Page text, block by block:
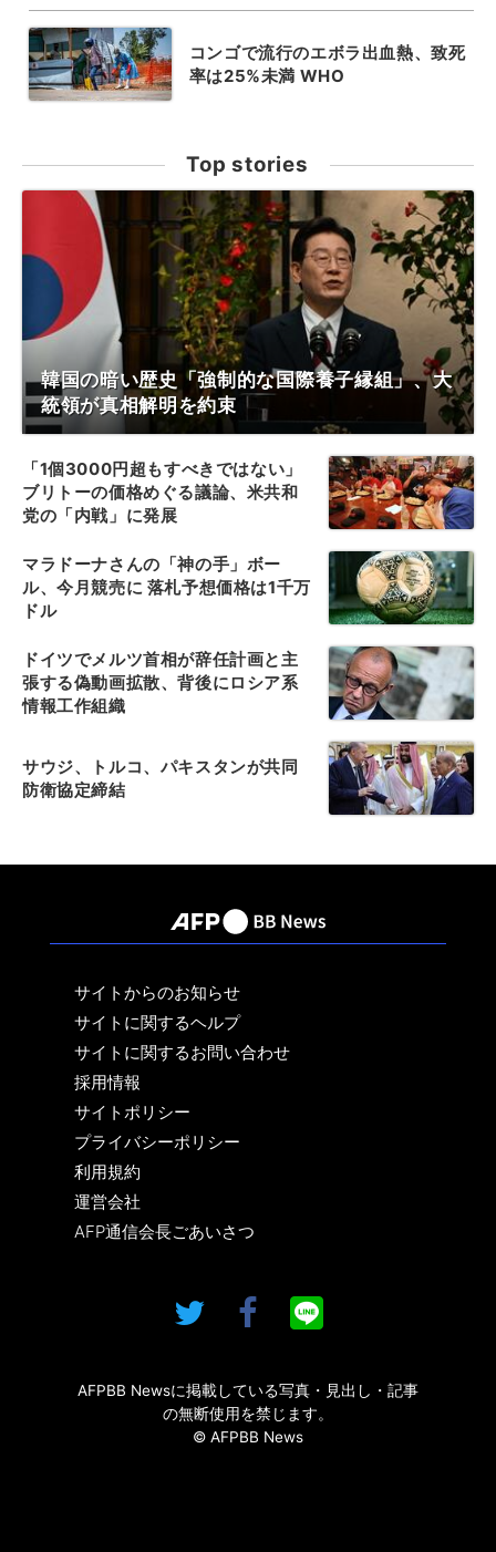
コンゴで流行のエボラ出血熱、致死
率は25%未満 WHO
Top stories
韓国の暗い歴史「強制的な国際養子縁組」、大
統領が真相解明を約束
「1個3000円超もすべきではない」
ブリトーの価格めぐる議論、米共和
党の「内戦」に発展
マラドーナさんの「神の手」ボー
ル、今月競売に 落札予想価格は1千万
ドル
ドイツでメルツ首相が辞任計画と主
張する偽動画拡散、背後にロシア系
情報工作組織
サウジ、トルコ、パキスタンが共同
防衛協定締結
サイトからのお知らせ
サイトに関するヘルプ
サイトに関するお問い合わせ
採用情報
サイトポリシー
プライバシーポリシー
利用規約
運営会社
AFP通信会長ごあいさつ
AFPBB Newsに掲載している写真・見出し・記事
の無断使用を禁じます。
© AFPBB News